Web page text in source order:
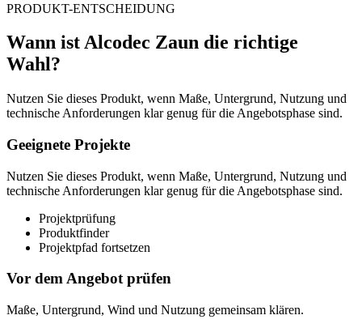
PRODUKT-ENTSCHEIDUNG
Wann ist Alcodec Zaun die richtige
Wahl?
Nutzen Sie dieses Produkt, wenn Maße, Untergrund, Nutzung und
technische Anforderungen klar genug für die Angebotsphase sind.
Geeignete Projekte
Nutzen Sie dieses Produkt, wenn Maße, Untergrund, Nutzung und
technische Anforderungen klar genug für die Angebotsphase sind.
Projektprüfung
Produktfinder
Projektpfad fortsetzen
Vor dem Angebot prüfen
Maße, Untergrund, Wind und Nutzung gemeinsam klären.